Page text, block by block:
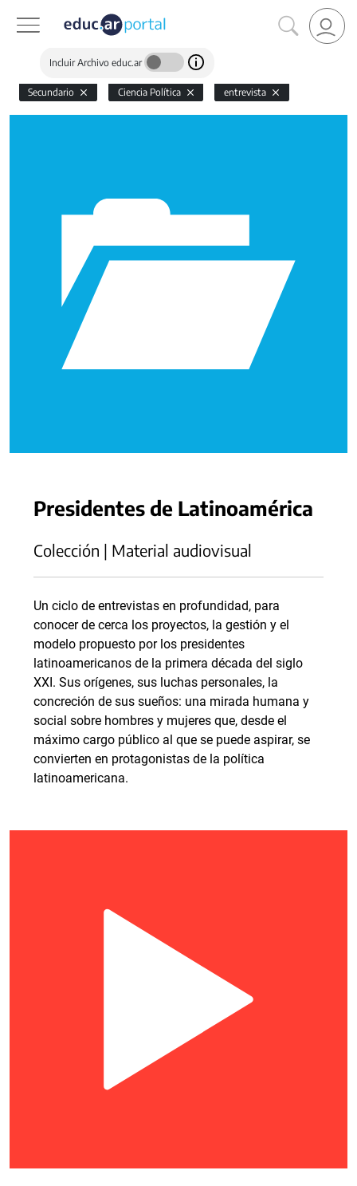
Incluir Archivo educ.ar
Secundario Ciencia Política entrevista
Presidentes de Latinoamérica
Colección | Material audiovisual
Un ciclo de entrevistas en profundidad, para
conocer de cerca los proyectos, la gestión y el
modelo propuesto por los presidentes
latinoamericanos de la primera década del siglo
XXI. Sus orígenes, sus luchas personales, la
concreción de sus sueños: una mirada humana y
social sobre hombres y mujeres que, desde el
máximo cargo público al que se puede aspirar, se
convierten en protagonistas de la política
latinoamericana.